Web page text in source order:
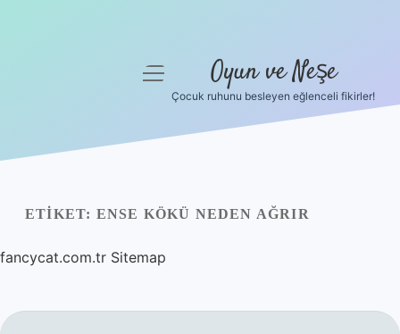
Yasal Uyarı
Hakkımızda
menüyü
Oyun ve Neşe
Çocuk ruhunu besleyen eğlenceli fikirler!
ETIKET: ENSE KÖKÜ NEDEN AĞRIR
fancycat.com.tr Sitemap